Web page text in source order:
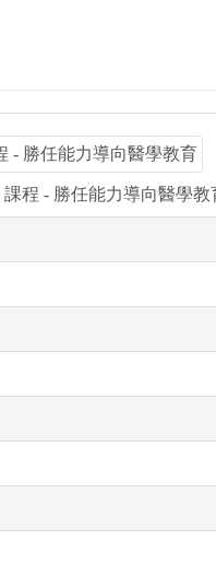
程 - 勝任能力導向醫學教